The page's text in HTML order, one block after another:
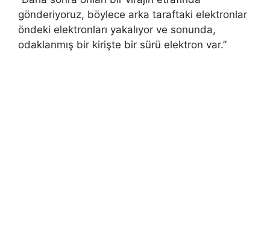
gönderiyoruz, böylece arka taraftaki elektronlar
öndeki elektronları yakalıyor ve sonunda,
odaklanmış bir kirişte bir sürü elektron var.”